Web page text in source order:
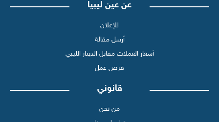
عن عين ليبيا
للإعلان
أرسل مقالة
أسعار العملات مقابل الدينار الليبي
فرص عمل
قانوني
من نحن